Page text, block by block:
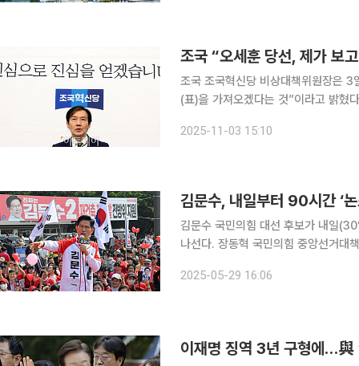
조국 “오세훈 당선, 제가 보
조국 조국혁신당 비상대책위원장은
(표)을 가져오겠다는 것”이라고 밝혔다. 조 위원장은 이날 유튜브 방송 ‘김어준의 겸손은 힘들
2025-11-03 15:10
김문수, 내일부터 90시간 ‘
김문수 국민의힘 대선 후보가 내일
나선다. 장동혁 국민의힘 중앙선거대책위원회 종합상황실장은 29일 서울 여의도 중앙당사에서 기
동안 전국을 순회하는 논스톱 외박 유
2025-05-29 16:06
이재명 징역 3년 구형에…與